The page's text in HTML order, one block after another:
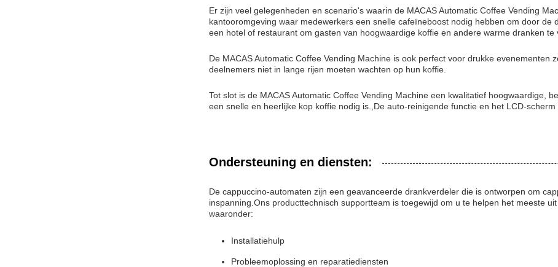
Er zijn veel gelegenheden en scenario's waarin de MACAS Automatic Coffee Vending
kantooromgeving waar medewerkers een snelle cafeïneboost nodig hebben om door
een hotel of restaurant om gasten van hoogwaardige koffie en andere warme dranken te
De MACAS Automatic Coffee Vending Machine is ook perfect voor drukke
deelnemers niet in lange rijen moeten wachten op hun koffie.
Tot slot is de MACAS Automatic Coffee Vending Machine een kwalitatief hoogwaardige,
een snelle en heerlijke kop koffie nodig is.,De auto-reinigende functie en het LCD-
Ondersteuning en diensten:
De cappuccino-automaten zijn een geavanceerde drankverdeler die is ontworpen om
inspanning.Ons producttechnisch supportteam is toegewijd om u te helpen het meeste
waaronder:
Installatiehulp
Probleemoplossing en reparatiediensten